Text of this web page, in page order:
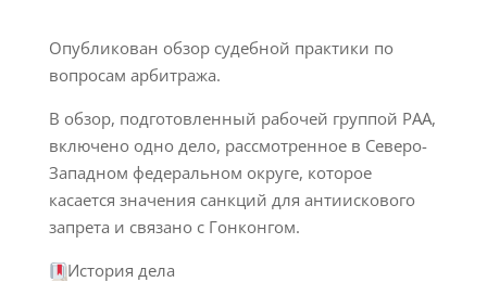
Опубликован обзор судебной практики по
вопросам арбитража.
В обзор, подготовленный рабочей группой РАА,
включено одно дело, рассмотренное в Северо-
Западном федеральном округе, которое
касается значения санкций для антиискового
запрета и связано с Гонконгом.
История дела